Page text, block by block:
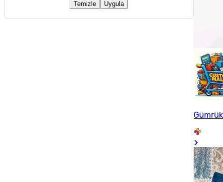
Temizle Uygula